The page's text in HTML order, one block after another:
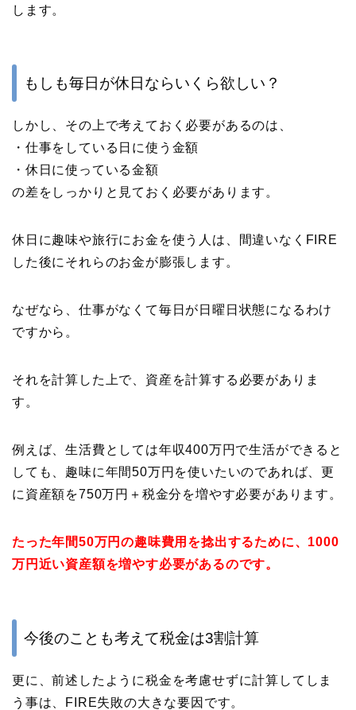
します。
もしも毎日が休日ならいくら欲しい？
しかし、その上で考えておく必要があるのは、
・仕事をしている日に使う金額
・休日に使っている金額
の差をしっかりと見ておく必要があります。
休日に趣味や旅行にお金を使う人は、間違いなくFIRE
した後にそれらのお金が膨張します。
なぜなら、仕事がなくて毎日が日曜日状態になるわけ
ですから。
それを計算した上で、資産を計算する必要がありま
す。
例えば、生活費としては年収400万円で生活ができると
しても、趣味に年間50万円を使いたいのであれば、更
に資産額を750万円＋税金分を増やす必要があります。
たった年間50万円の趣味費用を捻出するために、1000
万円近い資産額を増やす必要があるのです。
今後のことも考えて税金は3割計算
更に、前述したように税金を考慮せずに計算してしま
う事は、FIRE失敗の大きな要因です。